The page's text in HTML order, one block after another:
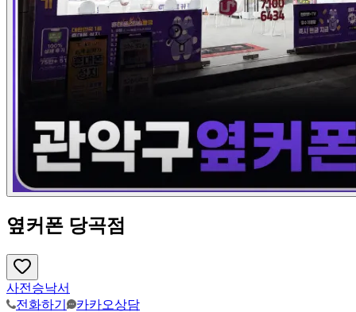
옆커폰 당곡점
사전승낙서
전화하기
카카오상담